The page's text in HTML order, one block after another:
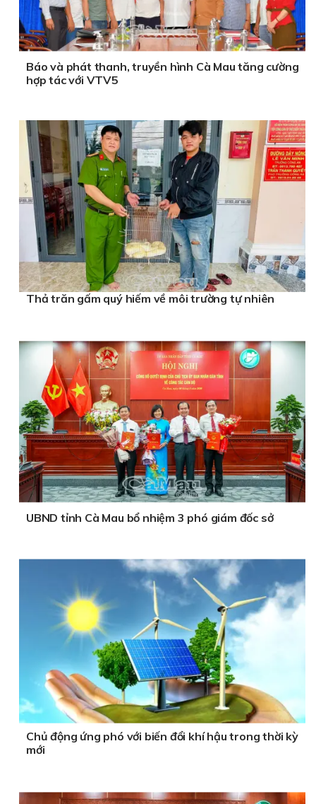
Báo và phát thanh, truyền hình Cà Mau tăng cường
hợp tác với VTV5
Thả trăn gấm quý hiếm về môi trường tự nhiên
UBND tỉnh Cà Mau bổ nhiệm 3 phó giám đốc sở
Chủ động ứng phó với biến đổi khí hậu trong thời kỳ
mới